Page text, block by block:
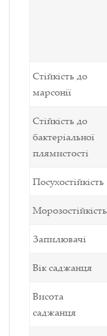
Стійкість до
марсонії
Стійкість до
бактеріальної
плямистості
Посухостійкість
Морозостійкість
Запилювачі
Вік саджанця
Висота
саджанця